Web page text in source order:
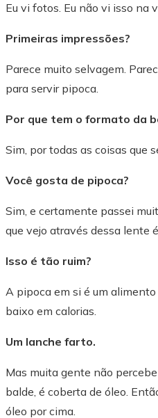
Eu vi fotos. Eu não vi isso na
Primeiras impressões?
Parece muito selvagem.
para servir pipoca.
Por que tem o formato da
Sim, por todas as coisas que
Você gosta de pipoca?
Sim, e certamente passei
que vejo através dessa lente
Isso é tão ruim?
A pipoca em si é um
baixo em calorias.
Um lanche farto.
Mas muita gente não
balde, é coberta de óleo.
óleo por cima.